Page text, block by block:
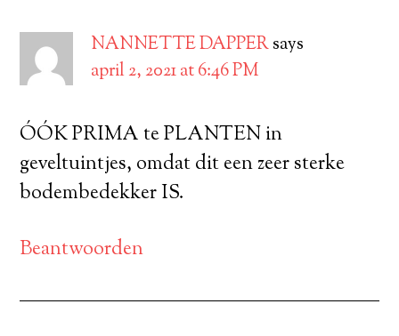
NANNETTE DAPPERsays
april 2, 2021 at 6:46 PM
ÓÓK PRIMA te PLANTEN in
geveltuintjes, omdat dit een zeer sterke
bodembedekker IS.
Beantwoorden